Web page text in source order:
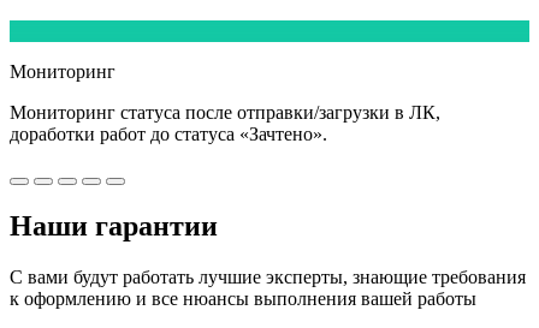
Мониторинг
Мониторинг статуса после отправки/загрузки в ЛК,
доработки работ до статуса «Зачтено».
Наши гарантии
С вами будут работать лучшие эксперты, знающие требования
к оформлению и все нюансы выполнения вашей работы